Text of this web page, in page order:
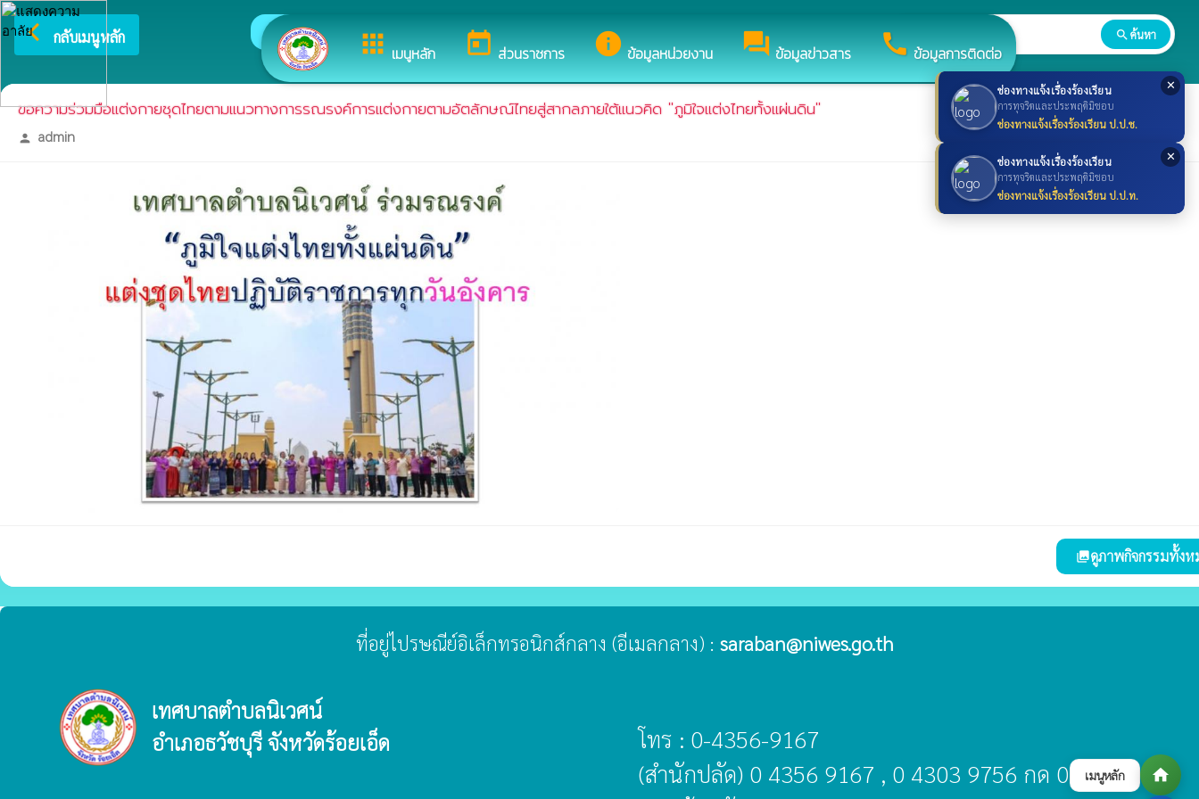
เมนูหลัก home
✕
ช่องทางแจ้งเรื่องร้องเรียน
การทุจริตและประพฤติมิชอบ
ช่องทางแจ้งเรื่องร้องเรียน ป.ป.ช.
✕
ช่องทางแจ้งเรื่องร้องเรียน
การทุจริตและประพฤติมิชอบ
ช่องทางแจ้งเรื่องร้องเรียน ป.ป.ท.
apps เมนูหลัก today ส่วนราชการ infoข้อมูลหน่วยงาน forumข้อมูลข่าวสาร call ข้อมูลการติดต่อ
arrow_back_ios กลับเมนูหลัก ยินดีต้อนรับสู่เว็บไซต์ของ เทศบาลตำบลนิเวศน์ search ค้นหา
ขอความร่วมมือแต่งกายชุดไทยตามแนวทางการรณรงค์การแต่งกายตามอัตลักษณ์ไทยสู่สากลภายใต้แนวคิด "ภูมิใจแต่งไทยทั้งแผ่นดิน"
person admin
collectionsดูภาพกิจกรรมทั้งห
ที่อยู่ไปรษณีย์อิเล็กทรอนิกส์กลาง (อีเมลกลาง) : saraban@niwes.go.th
เทศบาลตำบลนิเวศน์
อำเภอธวัชบุรี จังหวัดร้อยเอ็ด
โทร : 0-4356-9167
(สำนักปลัด) 0 4356 9167 , 0 4303 9756 กด 0